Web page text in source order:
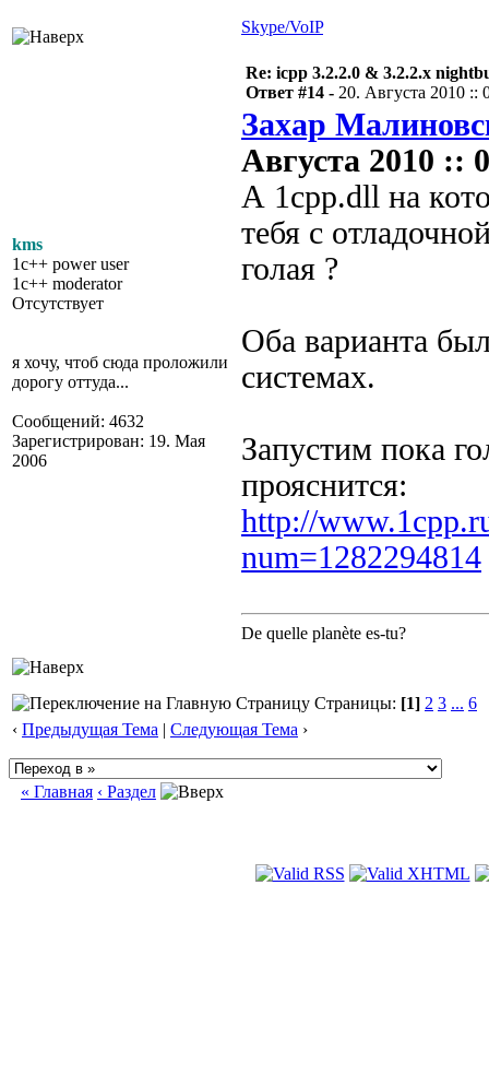
Skype/VoIP
kms
1c++ power user
1c++ moderator
Отсутствует
я хочу, чтоб сюда проложили
дорогу оттуда...
Сообщений: 4632
Зарегистрирован: 19. Мая
2006
Re: icpp 3.2.2.0 & 3.2.2.x
Ответ #14 - 20. Августа 2010 ::
Захар
Августа 2010 ::
А 1сpp.dll на
тебя с
голая ?
Оба варианта
системах.
Запустим пока
прояснится:
http://
num=1282294814
De quelle planète es-tu?
Страницы: [1] 2 3 ... 6
‹ Предыдущая Тема | Следующая Тема ›
« Главная ‹ Раздел